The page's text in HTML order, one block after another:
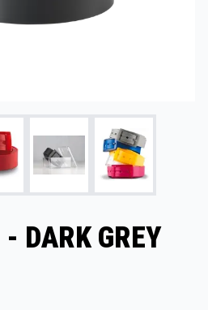
DARK GREY